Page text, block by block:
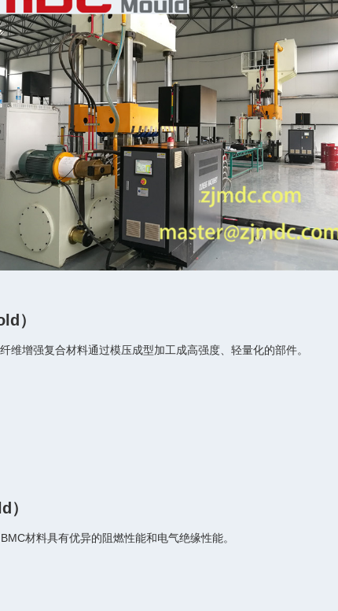
）
维增强复合材料通过模压成型加工成高强度、轻量化的部件。
材料具有优异的阻燃性能和电气绝缘性能。